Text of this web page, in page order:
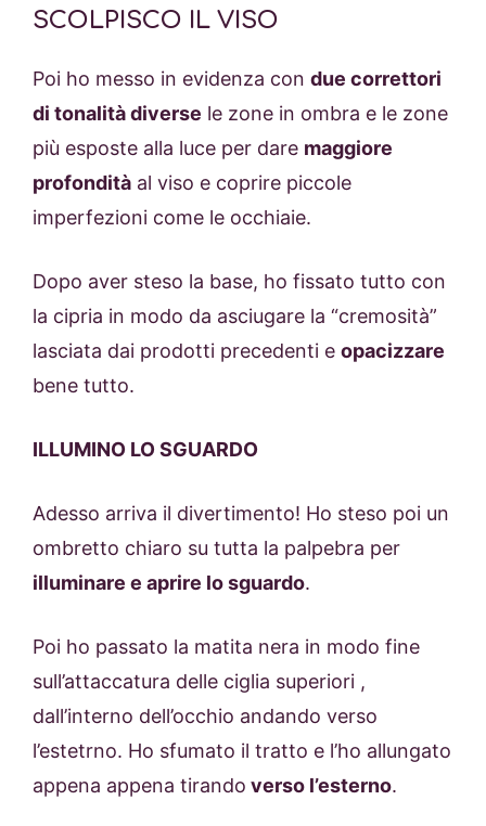
SCOLPISCO IL VISO
Poi ho messo in evidenza con due correttori
di tonalità diverse le zone in ombra e le zone
più esposte alla luce per dare maggiore
profondità al viso e coprire piccole
imperfezioni come le occhiaie.
Dopo aver steso la base, ho fissato tutto con
la cipria in modo da asciugare la “cremosità”
lasciata dai prodotti precedenti e opacizzare
bene tutto.
ILLUMINO LO SGUARDO
Adesso arriva il divertimento! Ho steso poi un
ombretto chiaro su tutta la palpebra per
illuminare e aprire lo sguardo.
Poi ho passato la matita nera in modo fine
sull’attaccatura delle ciglia superiori ,
dall’interno dell’occhio andando verso
l’estetrno. Ho sfumato il tratto e l’ho allungato
appena appena tirando verso l’esterno.